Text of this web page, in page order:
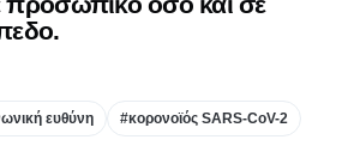
ευθύνη #κορονοϊός SARS-CoV-2